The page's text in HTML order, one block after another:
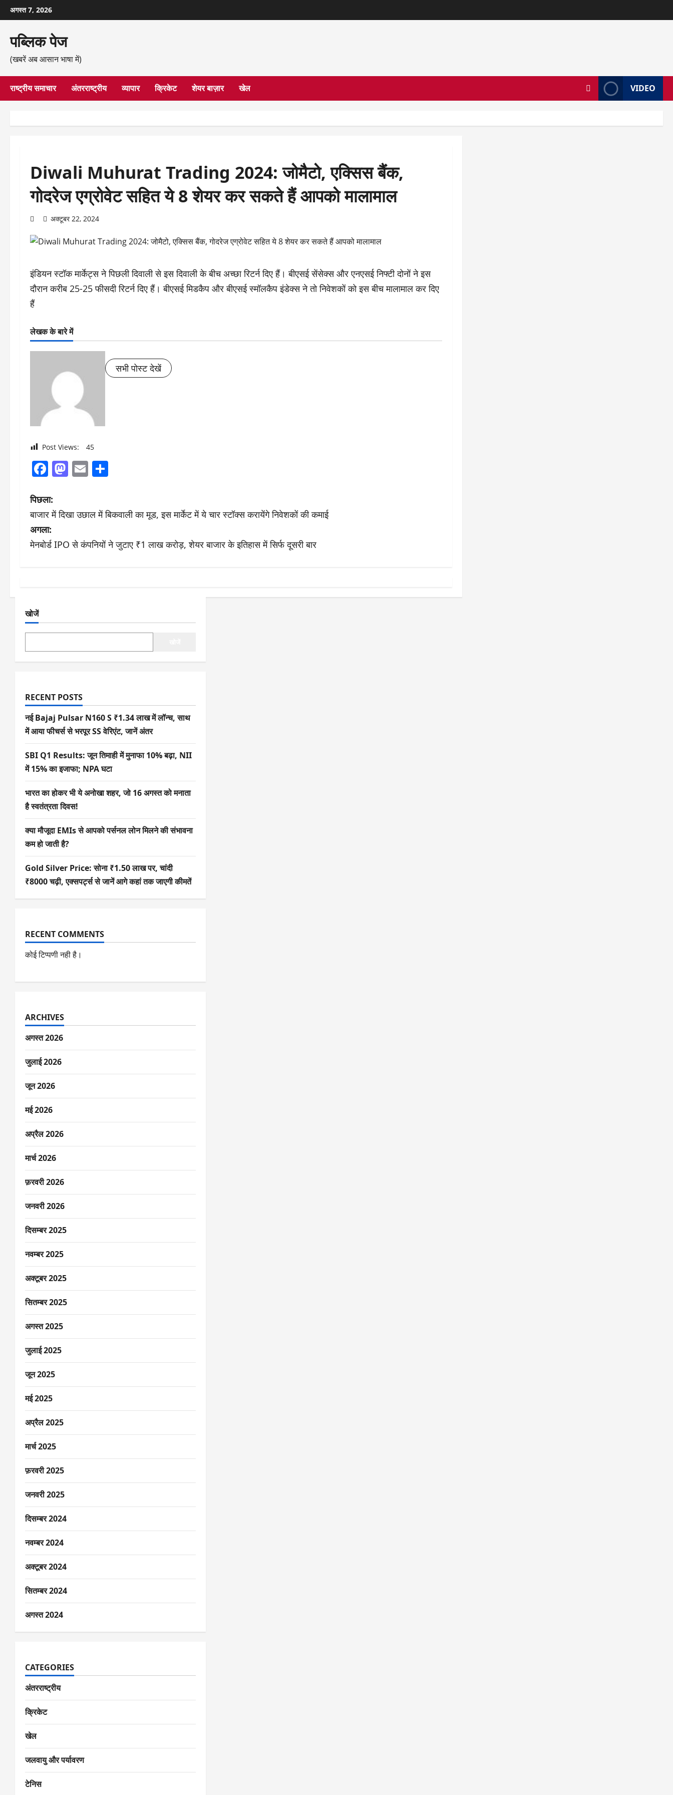
छोड़कर
सामग्री
अगस्त 7, 2026
पब्लिक पेज
(खबरें अब आसान भाषा में)
राष्ट्रीय समाचार अंतरराष्ट्रीय व्यापार क्रिकेट शेयर बाज़ार खेल VIDEO
Diwali Muhurat Trading 2024: जोमैटो, एक्सिस बैंक,
गोदरेज एग्रोवेट सहित ये 8 शेयर कर सकते हैं आपको मालामाल
अक्टूबर 22, 2024
इंडियन स्टॉक मार्केट्स ने पिछली दिवाली से इस दिवाली के बीच अच्छा रिटर्न दिए हैं। बीएसई सेंसेक्स और एनएसई निफ्टी दोनों ने इस
दौरान करीब 25-25 फीसदी रिटर्न दिए हैं। बीएसई मिडकैप और बीएसई स्मॉलकैप इंडेक्स ने तो निवेशकों को इस बीच मालामाल कर दिए
हैं
लेखक के बारे में
सभी पोस्ट देखें
Post Views: 45
Facebook
Mastodon
Email
पो
स्ट
ने
श
न
पिछला:
बाजार में दिखा उछाल में बिकवाली का मूड, इस मार्केट में ये चार स्टॉक्स करायेंगे निवेशकों की कमाई
अगला:
मेनबोर्ड IPO से कंपनियों ने जुटाए ₹1 लाख करोड़, शेयर बाजार के इतिहास में सिर्फ दूसरी बार
खोजें
RECENT POSTS
नई Bajaj Pulsar N160 S ₹1.34 लाख में लॉन्च, साथ
में आया फीचर्स से भरपूर SS वेरिएंट, जानें अंतर
SBI Q1 Results: जून तिमाही में मुनाफा 10% बढ़ा, NII
में 15% का इजाफा; NPA घटा
भारत का होकर भी ये अनोखा शहर, जो 16 अगस्त को मनाता
है स्वतंत्रता दिवस!
क्या मौजूदा EMIs से आपको पर्सनल लोन मिलने की संभावना
कम हो जाती है?
Gold Silver Price: सोना ₹1.50 लाख पर, चांदी
₹8000 चढ़ी, एक्सपर्ट्स से जानें आगे कहां तक जाएगी कीमतें
RECENT COMMENTS
कोई टिप्पणी नही है।
ARCHIVES
अगस्त 2026
जुलाई 2026
जून 2026
मई 2026
अप्रैल 2026
मार्च 2026
फ़रवरी 2026
जनवरी 2026
दिसम्बर 2025
नवम्बर 2025
अक्टूबर 2025
सितम्बर 2025
अगस्त 2025
जुलाई 2025
जून 2025
मई 2025
अप्रैल 2025
मार्च 2025
फ़रवरी 2025
जनवरी 2025
दिसम्बर 2024
नवम्बर 2024
अक्टूबर 2024
सितम्बर 2024
अगस्त 2024
CATEGORIES
अंतरराष्ट्रीय
क्रिकेट
खेल
जलवायु और पर्यावरण
टेनिस